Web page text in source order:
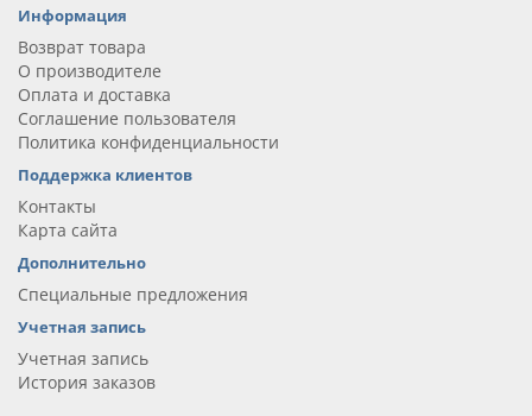
Информация
Возврат товара
О производителе
Оплата и доставка
Соглашение пользователя
Политика конфиденциальности
Поддержка клиентов
Контакты
Карта сайта
Дополнительно
Специальные предложения
Учетная запись
Учетная запись
История заказов